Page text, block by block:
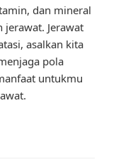
dan mineral
Jerawat
asalkan kita
pola
untukmu